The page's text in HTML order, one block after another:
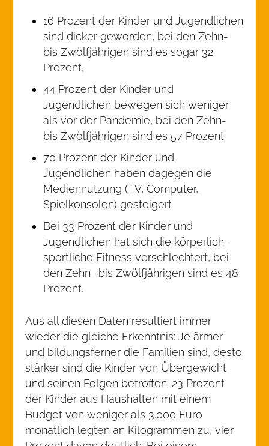
16 Prozent der Kinder und Jugendlichen
sind dicker geworden, bei den Zehn-
bis Zwölfjährigen sind es sogar 32
Prozent,
44 Prozent der Kinder und
Jugendlichen bewegen sich weniger
als vor der Pandemie, bei den Zehn-
bis Zwölfjährigen sind es 57 Prozent.
70 Prozent der Kinder und
Jugendlichen haben dagegen die
Mediennutzung (TV, Computer,
Spielkonsolen) gesteigert
Bei 33 Prozent der Kinder und
Jugendlichen hat sich die körperlich-
sportliche Fitness verschlechtert, bei
den Zehn- bis Zwölfjährigen sind es 48
Prozent.
Aus all diesen Daten resultiert immer
wieder die gleiche Erkenntnis: Je ärmer
und bildungsferner die Familien sind, desto
stärker sind die Kinder von Übergewicht
und seinen Folgen betroffen. 23 Prozent
der Kinder aus Haushalten mit einem
Budget von weniger als 3.000 Euro
monatlich legten an Kilogrammen zu, vier